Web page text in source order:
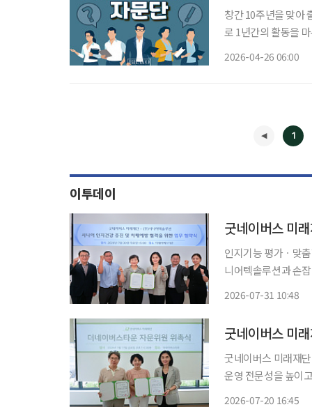
창간 10주년을 맞아
로 1년간의 활동을 마무리했다. ‘브라보 마이 라이프’는
2026-04-26 06:00
1
이투데이
인지기능 평가ㆍ맞춤형 프
니어텍솔루션과 손
2026-07-31 10:48
굿네이버스 미래재
운영 전문성을 높이
2026-07-20 16:45